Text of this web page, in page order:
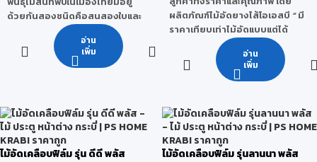
บ้านใช้ทำฝา ทำฝ้าหรือส่วนที่ไม่
ต้องรับน้ำหนัก นิยมใช้กันเพราะ
ราคาถูกและหาง่าย
ด้วยกันสองชนิดคือสนสองใบและ
คุณสมบัติ
- ไม้สนยังถือเป็นไม้เนื้ออ่อน แม้ว่า
กับไม้เนื้อแข็งก็ตามแต่ก็ยังจัดให้อยู่
ในหมวดไม้เนื้ออ่อนอยู่
- เป็นไม้ธุรกิจที่ถือว่าหาซื้อได้ง่าย
- สามารถนำมาแปรรูปใช้งานได้
อ่าน
เพิ่ม
ผลิตภัณฑ์ไม้อัดยางไส้โอเอสบี “มี
ราคาเทียบเท่าไม้อัดแบบแต่ได้
คุณภาพเท่าเกรดไม้อัดยาง
เฟอร์นิเจอร์ ”
โดยมีขนาดความ
หนา 10 มม.และ 15 มม. โดยปัจจุบัน
สภาวะเปียกชื้น
ลักษณะการใช้งาน :
เหมาะสำหรับ
งานเฟอร์นิเจอร์ และงานตกแต่ง
อ่าน
เพิ่ม
ไม้อัดเคลือบฟิล์ม รุ่น ดีดี พลัส
ไม้อัดเคลือบฟิล์ม รุ่นลานนา พลัส